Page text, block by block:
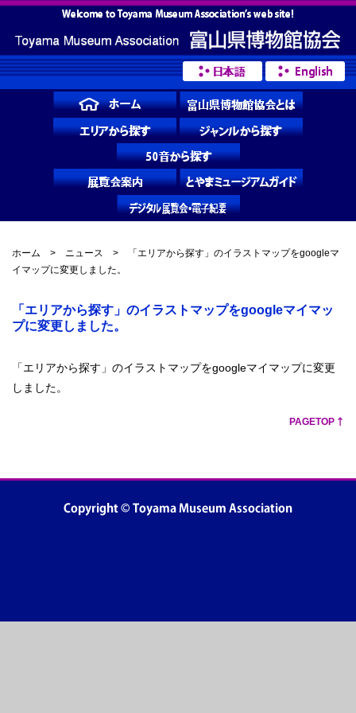
ホーム > ニュース > 「エリアから探す」のイラストマップをgoogleマ
イマップに変更しました。
「エリアから探す」のイラストマップをgoogleマイマッ
プに変更しました。
「エリアから探す」のイラストマップをgoogleマイマップに変更
しました。
PAGETOP